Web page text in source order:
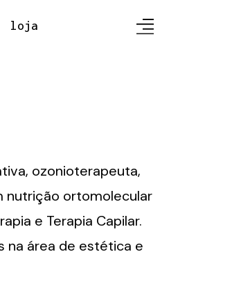
loja
ozonioterapeuta,
nutrição ortomolecular
e Terapia Capilar.
na área de estética e